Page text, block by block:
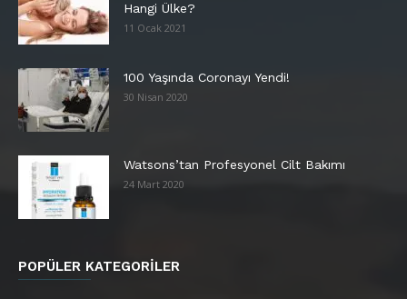
Hangi Ülke?
11 Ocak 2021
100 Yaşında Coronayı Yendi!
30 Nisan 2020
Watsons’tan Profesyonel Cilt Bakımı
24 Mart 2020
POPÜLER KATEGORİLER